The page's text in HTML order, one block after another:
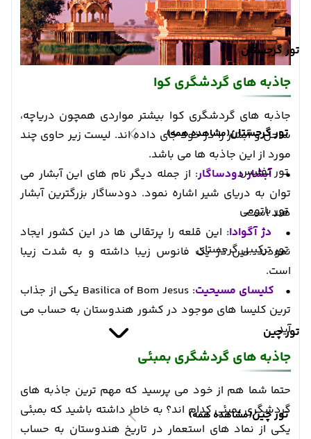
تور گرجستان
تور گرجستان(مشاهده همه)
تور تفلیس
تور باتومی
تور ترکیبی گرجستان
تور چین
تور چین(مشاهده همه)
جاذبه های گردشگری کوا
جاذبه های گردشگری کوا بیشتر مواردی همچون دریاچه،
ساحل و آبشار را در خود جای داده اند. لیست زیر حاوی چند
مورد از این جاذبه ها می باشد.
•آبشار دودساگار: از جمله دیگر نام های این آبشار می
توان به دریای شیر اشاره نمود. دودساگار بزرگترین آبشار
هند است.
•
دژ آگوادا: این قلعه را پرتقالی ها در این کشور ایجاد
نمودند. این دژ یک فانوس زیبا داشته و به شدت زیبا
است.
• کلیسای مسیحیت
: Basilica of Bom Jesus یکی از جذاب
ترین کلیسا های موجود در کشور هندوستان به حساب می
آید.
جاذبه های گردشگری بمبئی
حتما شما هم از خود می پرسید که مهم ترین جاذبه های
گردشگری بمبئی کدام اند؟ به خاطر داشته باشید که بمبئی
یکی از نماد های استعمار در تاریخ هندوستان به حساب